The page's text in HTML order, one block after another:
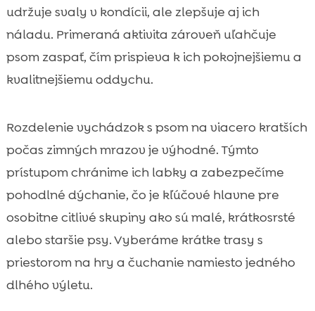
udržuje svaly v kondícii, ale zlepšuje aj ich
náladu. Primeraná aktivita zároveň uľahčuje
psom zaspať, čím prispieva k ich pokojnejšiemu a
kvalitnejšiemu oddychu.
Rozdelenie vychádzok s psom na viacero kratších
počas zimných mrazov je výhodné. Týmto
prístupom chránime ich labky a zabezpečíme
pohodlné dýchanie, čo je kľúčové hlavne pre
osobitne citlivé skupiny ako sú malé, krátkosrsté
alebo staršie psy. Vyberáme krátke trasy s
priestorom na hry a čuchanie namiesto jedného
dlhého výletu.